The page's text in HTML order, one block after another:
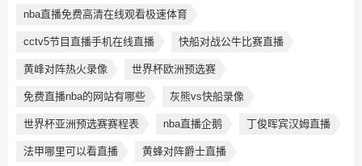
nba直播免费高清在线观看极速体育
cctv5节目直播手机在线直播 快船对战公牛比赛直播
黄峰对阵热火录像 世界杯欧洲预选赛
免费直播nba的网站有哪些 灰熊vs快船录像
世界杯亚洲预选赛赛程表 nba直播企鹅 丁俊晖宾汉姆直播
法甲哪里可以看直播 黄蜂对阵爵士直播